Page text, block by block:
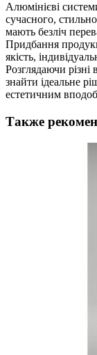
Алюмінієві
сучасного,
мають безліч
Придбання
якість,
Розглядаючи
знайти ідеальне
естетичним
Также